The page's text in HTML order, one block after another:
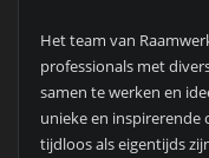
Het team van
professionals met
samen te werken en
unieke en inspirerende
tijdloos als eigentijds